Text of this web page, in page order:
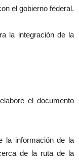
el gobierno federal.
la integración de la
el documento
la información de la
de la ruta de la